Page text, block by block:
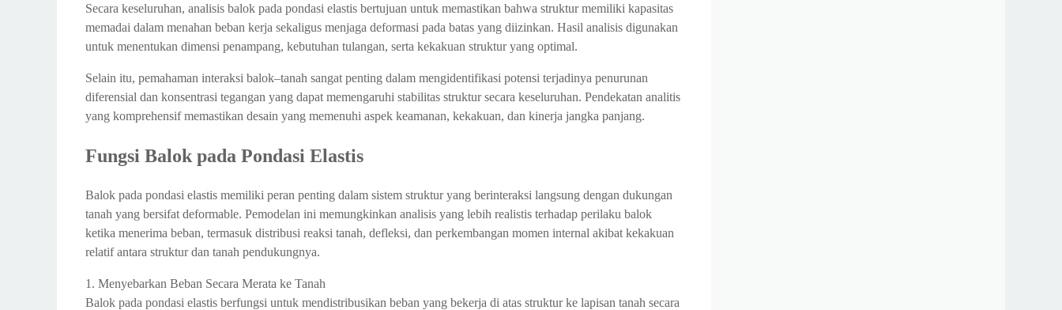
Secara keseluruhan, analisis balok pada pondasi elastis bertujuan untuk memastikan bahwa struktur memiliki kapasitas
memadai dalam menahan beban kerja sekaligus menjaga deformasi pada batas yang diizinkan. Hasil analisis digunakan
untuk menentukan dimensi penampang, kebutuhan tulangan, serta kekakuan struktur yang optimal.
Selain itu, pemahaman interaksi balok–tanah sangat penting dalam mengidentifikasi potensi terjadinya penurunan
diferensial dan konsentrasi tegangan yang dapat memengaruhi stabilitas struktur secara keseluruhan. Pendekatan analitis
yang komprehensif memastikan desain yang memenuhi aspek keamanan, kekakuan, dan kinerja jangka panjang.
Fungsi Balok pada Pondasi Elastis
Balok pada pondasi elastis memiliki peran penting dalam sistem struktur yang berinteraksi langsung dengan dukungan
tanah yang bersifat deformable. Pemodelan ini memungkinkan analisis yang lebih realistis terhadap perilaku balok
ketika menerima beban, termasuk distribusi reaksi tanah, defleksi, dan perkembangan momen internal akibat kekakuan
relatif antara struktur dan tanah pendukungnya.
1. Menyebarkan Beban Secara Merata ke Tanah
Balok pada pondasi elastis berfungsi untuk mendistribusikan beban yang bekerja di atas struktur ke lapisan tanah secara